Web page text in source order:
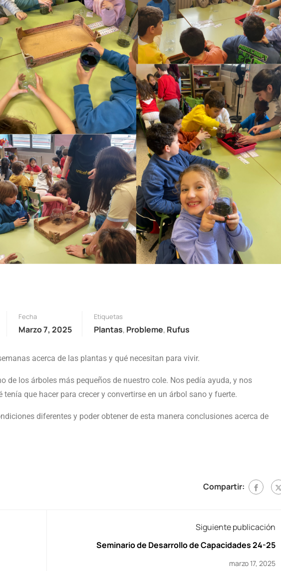
Fecha
Marzo 7, 2025
Etiquetas
Plantas, Probleme, Rufus
acerca de las plantas y qué necesitan para vivir.
de los árboles más pequeños de nuestro cole. Nos pedía ayuda, y nos
que hacer para crecer y convertirse en un árbol sano y fuerte.
diferentes y poder obtener de esta manera conclusiones acerca de
Compartir:
Siguiente publicación
Seminario de Desarrollo de Capacidades 24-25
marzo 17, 2025